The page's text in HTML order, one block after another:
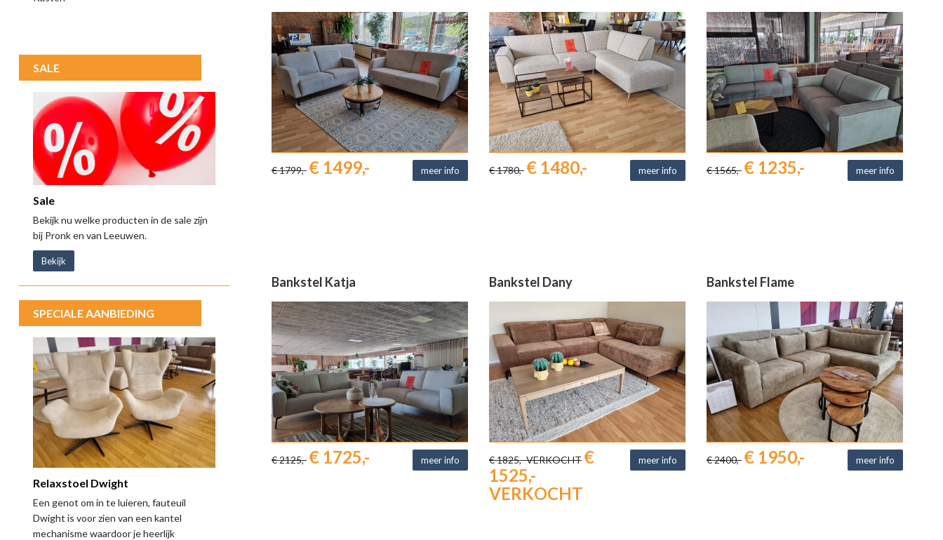
€ 1799,- € 1499,- meer info € 1780,- € 1480,- meer info € 1565,- € 1235,- meer info
Bankstel Katja
€ 2125,- € 1725,- meer info
Bankstel Dany
€ 1825,- VERKOCHT €
1525,-
VERKOCHT
meer info
Bankstel Flame
€ 2400,- € 1950,- meer info
SALE
Sale
Bekijk nu welke producten in de sale zijn
bij Pronk en van Leeuwen.
Bekijk
SPECIALE AANBIEDING
Relaxstoel Dwight
Een genot om in te luieren, fauteuil
Dwight is voor zien van een kantel
mechanisme waardoor je heerlijk